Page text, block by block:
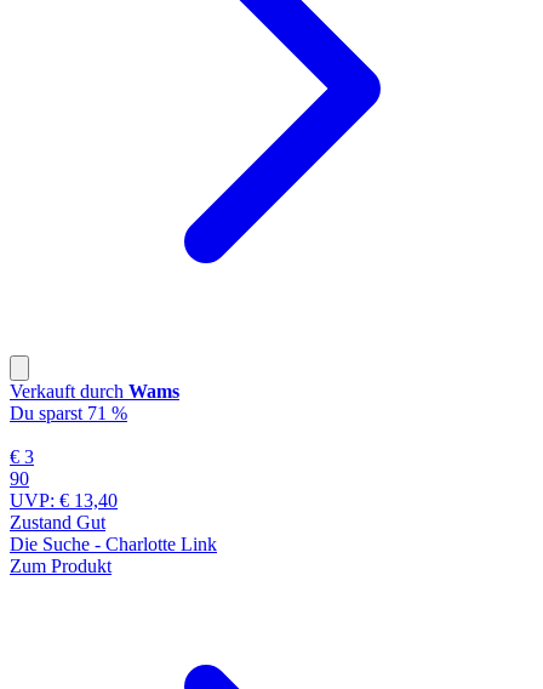
Verkauft durch Wams
Du sparst 71 %
€ 3
90
UVP: € 13,40
Zustand Gut
Die Suche - Charlotte Link
Zum Produkt